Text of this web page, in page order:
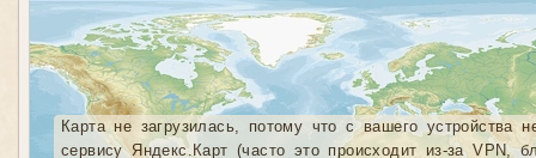
Карта не загрузилась, потому что с вашего устройства
сервису Яндекс.Карт (часто это происходит из-за VPN,